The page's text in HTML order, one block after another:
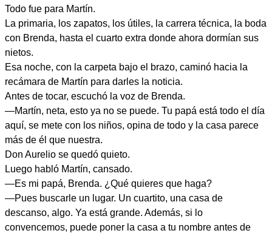
Todo fue para Martín.
La primaria, los zapatos, los útiles, la carrera técnica, la boda
con Brenda, hasta el cuarto extra donde ahora dormían sus
nietos.
Esa noche, con la carpeta bajo el brazo, caminó hacia la
recámara de Martín para darles la noticia.
Antes de tocar, escuchó la voz de Brenda.
—Martín, neta, esto ya no se puede. Tu papá está todo el día
aquí, se mete con los niños, opina de todo y la casa parece
más de él que nuestra.
Don Aurelio se quedó quieto.
Luego habló Martín, cansado.
—Es mi papá, Brenda. ¿Qué quieres que haga?
—Pues buscarle un lugar. Un cuartito, una casa de
descanso, algo. Ya está grande. Además, si lo
convencemos, puede poner la casa a tu nombre antes de